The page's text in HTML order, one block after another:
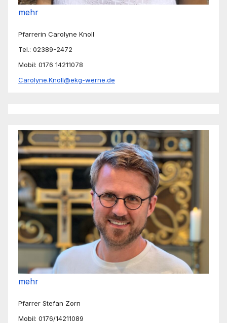
mehr
Pfarrerin Carolyne Knoll
Tel.: 02389-2472
Mobil: 0176 14211078
Carolyne.Knoll@ekg-werne.de
mehr
Pfarrer Stefan Zorn
Mobil: 0176/14211089